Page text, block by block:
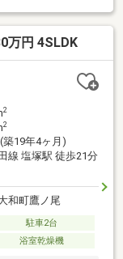
万円 4SLDK
2
2
築19年4ヶ月)
線 塩塚駅 徒歩21分
和町鷹ノ尾
駐車2台
浴室乾燥機